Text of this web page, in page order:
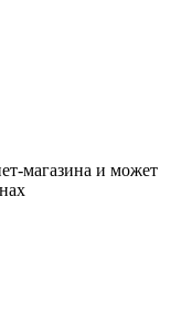
магазина и может